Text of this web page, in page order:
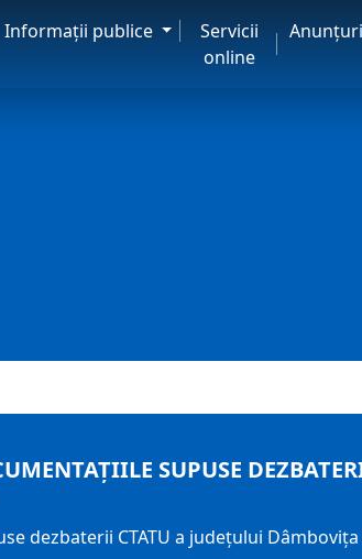
Informaţii publice
Servicii
online
Anunţuri
SUPUSE
dezbaterii CTATU a județului